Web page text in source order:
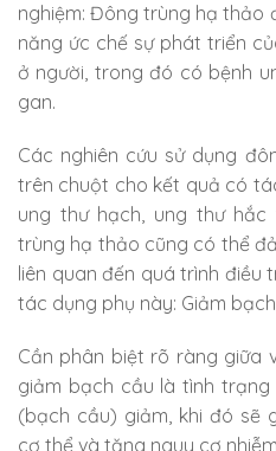
nghiệm: Đông trùng hạ thảo
năng ức chế sự phát triển
ở người, trong đó có bệnh
gan.
Các nghiên cứu sử dụng
trên chuột cho kết quả có
ung thư hạch, ung thư
trùng hạ thảo cũng có thể
liên quan đến quá trình điều
tác dụng phụ này: Giảm
Cần phân biệt rõ ràng giữa
giảm bạch cầu là tình
(bạch cầu) giảm, khi đó sẽ
cơ thể và tăng nguy cơ